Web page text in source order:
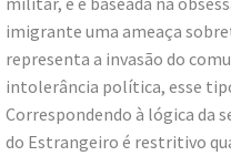
imigrante uma ameaça
representa a invasão do
intolerância política, esse
Correspondendo à lógica da
do Estrangeiro é restritivo